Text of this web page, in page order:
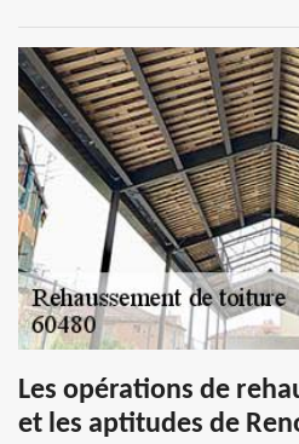
Les opérations de
et les aptitudes de